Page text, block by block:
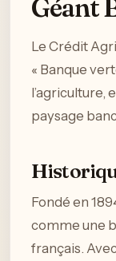
Géant
Le Crédit
« Banque
l’agriculture,
paysage
Fondé en
comme une
français.